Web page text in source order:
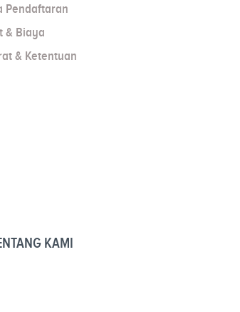
Pendaftaran
& Biaya
& Ketentuan
KAMI